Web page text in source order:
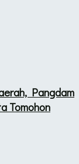
Pangdam
Tomohon